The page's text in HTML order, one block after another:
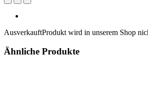
AusverkauftProdukt wird in unserem Shop
Ähnliche Produkte